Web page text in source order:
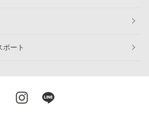
ポート